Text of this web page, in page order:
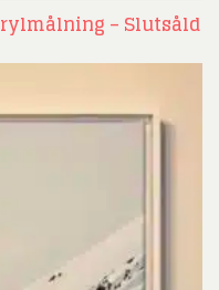
– Slutsåld